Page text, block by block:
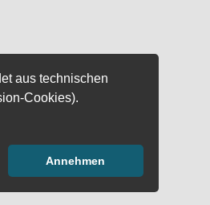
aus technischen
Cookies).
Annehmen